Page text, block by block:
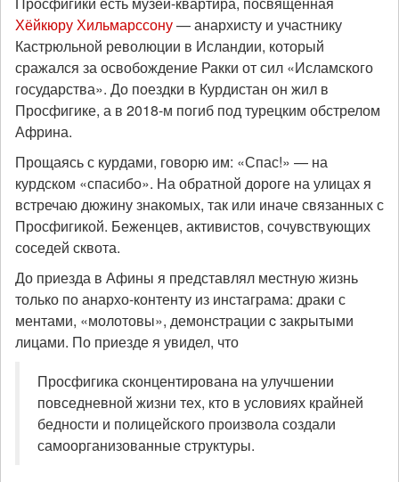
Хёйкюру Хильмарссону— анархисту и участнику
Кастрюльной революции в Исландии, который
сражался за освобождение Ракки от сил «Исламского
государства». До поездки в Курдистан он жил в
Просфигике, а в 2018-м погиб под турецким обстрелом
Африна.
Прощаясь с курдами, говорю им: «Спас!» — на
курдском «спасибо». На обратной дороге на улицах я
встречаю дюжину знакомых, так или иначе связанных с
Просфигикой. Беженцев, активистов, сочувствующих
соседей сквота.
До приезда в Афины я представлял местную жизнь
только по анархо-контенту из инстаграма: драки с
ментами, «молотовы», демонстрации c закрытыми
лицами. По приезде я увидел, что
Просфигика сконцентирована на улучшении
повседневной жизни тех, кто в условиях крайней
бедности и полицейского произвола создали
самоорганизованные структуры.